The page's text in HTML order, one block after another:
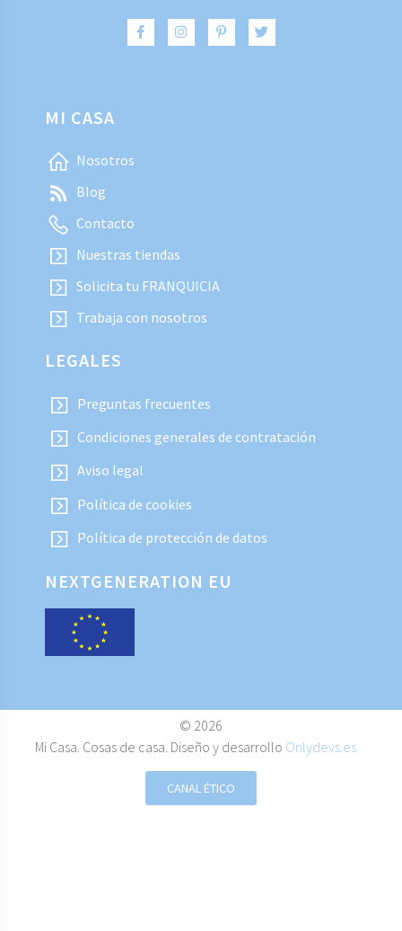
MI CASA
Nosotros
Blog
Contacto
Nuestras tiendas
Solicita tu FRANQUICIA
Trabaja con nosotros
LEGALES
Preguntas frecuentes
Condiciones generales de contratación
Aviso legal
Política de cookies
Política de protección de datos
NEXTGENERATION EU
© 2026
Mi Casa. Cosas de casa. Diseño y desarrollo Onlydevs.es
CANAL ÉTICO